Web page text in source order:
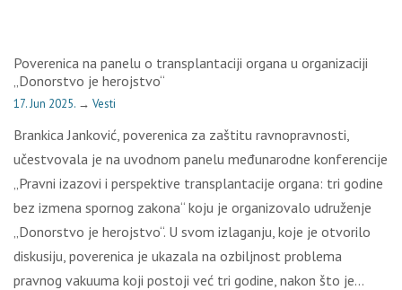
Poverenica na panelu o transplantaciji organa u organizaciji
„Donorstvo je herojstvo“
17. Jun 2025. → Vesti
Brankica Janković, poverenica za zaštitu ravnopravnosti,
učestvovala je na uvodnom panelu međunarodne konferencije
„Pravni izazovi i perspektive transplantacije organa: tri godine
bez izmena spornog zakona“ koju je organizovalo udruženje
„Donorstvo je herojstvo“. U svom izlaganju, koje je otvorilo
diskusiju, poverenica je ukazala na ozbiljnost problema
pravnog vakuuma koji postoji već tri godine, nakon što je…